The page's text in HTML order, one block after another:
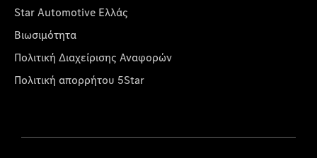
Star Automotive Ελλάς
Βιωσιμότητα
Πολιτική Διαχείρισης Αναφορών
Πολιτική απορρήτου 5Star